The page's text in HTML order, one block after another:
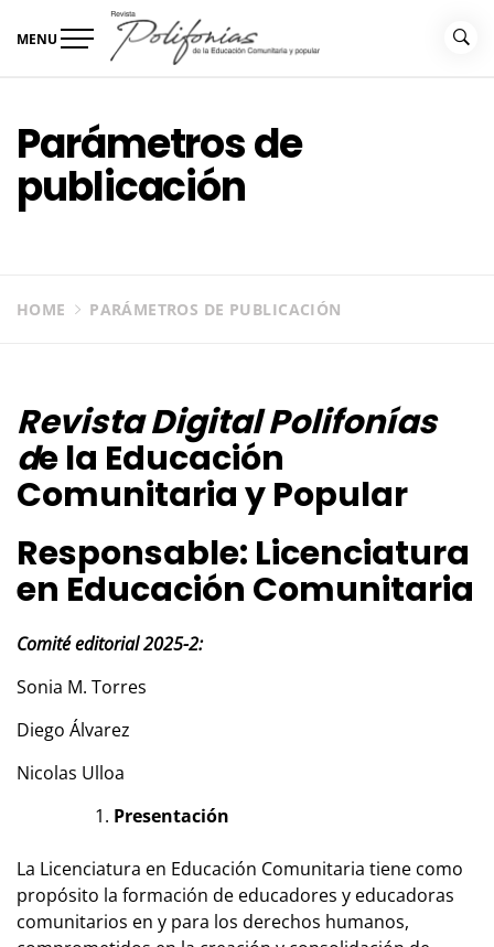
MENU
Parámetros de
publicación
HOME PARÁMETROS DE PUBLICACIÓN
Revista Digital Polifonías
de la Educación
Comunitaria y Popular
Responsable: Licenciatura
en Educación Comunitaria
Comité editorial 2025-2:
Sonia M. Torres
Diego Álvarez
Nicolas Ulloa
Presentación
La Licenciatura en Educación Comunitaria tiene como
propósito la formación de educadores y educadoras
comunitarios en y para los derechos humanos,